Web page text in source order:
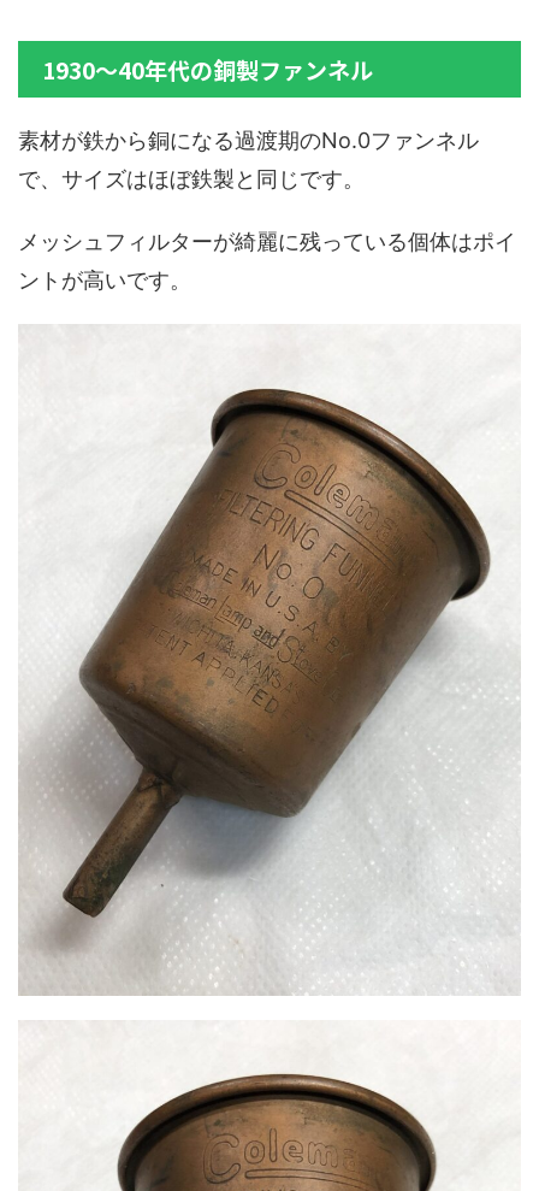
1930～40年代の銅製ファンネル
素材が鉄から銅になる過渡期のNo.0ファンネル
で、サイズはほぼ鉄製と同じです。
メッシュフィルターが綺麗に残っている個体はポイ
ントが高いです。